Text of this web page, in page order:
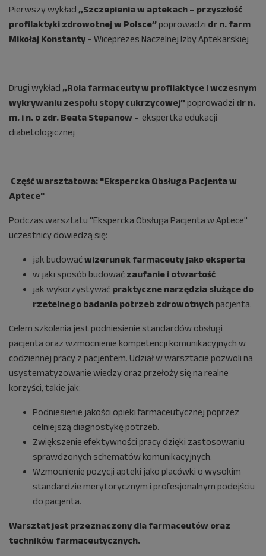
Pierwszy wykład ,,Szczepienia w aptekach – przyszłość
profilaktyki zdrowotnej w Polsce’’ poprowadzi dr n. farm
Mikołaj Konstanty – Wiceprezes Naczelnej Izby Aptekarskiej
Drugi wykład ,,Rola farmaceuty w profilaktyce i wczesnym
wykrywaniu zespołu stopy cukrzycowej’’ poprowadzi dr n.
m. i n. o zdr. Beata Stepanow - ekspertka edukacji
diabetologicznej
Część warsztatowa: "Ekspercka Obsługa Pacjenta w
Aptece"
Podczas warsztatu "Ekspercka Obsługa Pacjenta w Aptece"
uczestnicy dowiedzą się:
jak budować wizerunek farmaceuty jako eksperta
w jaki sposób budować zaufanie i otwartość
jak wykorzystywać praktyczne narzędzia służące do
rzetelnego badania potrzeb zdrowotnych pacjenta.
Celem szkolenia jest podniesienie standardów obsługi
pacjenta oraz wzmocnienie kompetencji komunikacyjnych w
codziennej pracy z pacjentem. Udział w warsztacie pozwoli na
usystematyzowanie wiedzy oraz przełoży się na realne
korzyści, takie jak:
Podniesienie jakości opieki farmaceutycznej poprzez
celniejszą diagnostykę potrzeb.
Zwiększenie efektywności pracy dzięki zastosowaniu
sprawdzonych schematów komunikacyjnych.
Wzmocnienie pozycji apteki jako placówki o wysokim
standardzie merytorycznym i profesjonalnym podejściu
do pacjenta.
Warsztat jest przeznaczony dla farmaceutów oraz
techników farmaceutycznych.